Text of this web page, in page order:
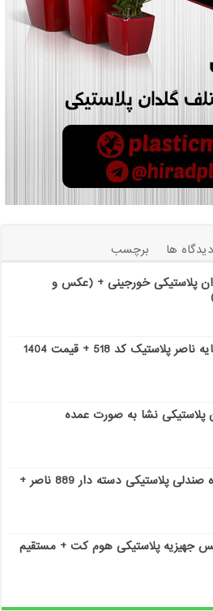
دیدگاه ها
برچسب
پلاستیکی خورجینی + (عکس و
پلاستیک کد 518 + قیمت 1404
پلاستیکی نشا به صورت عمده
پخش عمده صندلی پلاستیکی دسته دار 889 ناصر +
جهیزیه پلاستیکی هوم کت + مستقیم